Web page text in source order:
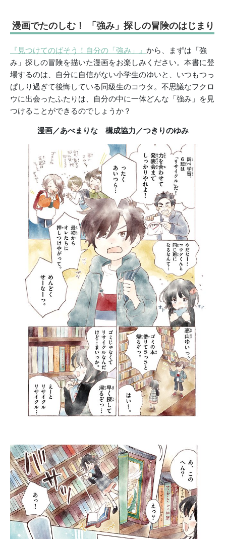
漫画でたのしむ！ 「強み」探しの冒険のはじまり
『見つけてのばそう！自分の「強み」』 から、まずは「強
み」探しの冒険を描いた漫画をお楽しみください。本書に登
場するのは、自分に自信がない小学生のゆいと、いつもつっ
ぱしり過ぎて後悔している同級生のコウタ。不思議なフクロ
ウに出会ったふたりは、自分の中に一体どんな「強み」を見
つけることができるのでしょうか？
漫画／あべまりな 構成協力／つきりのゆみ